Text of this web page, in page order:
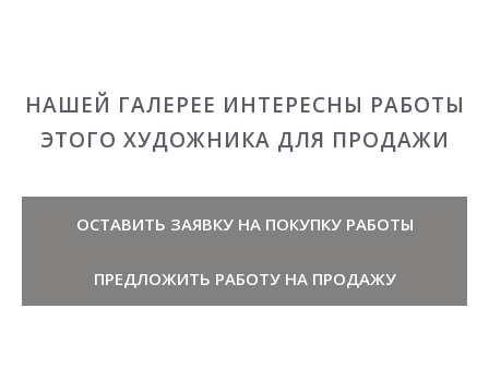
НАШЕЙ ГАЛЕРЕЕ ИНТЕРЕСНЫ РАБОТЫ
ЭТОГО ХУДОЖНИКА ДЛЯ ПРОДАЖИ
ОСТАВИТЬ ЗАЯВКУ НА ПОКУПКУ РАБОТЫ
ПРЕДЛОЖИТЬ РАБОТУ НА ПРОДАЖУ